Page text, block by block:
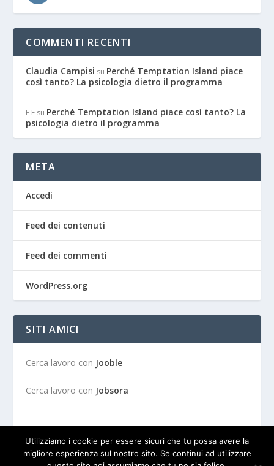
COMMENTI RECENTI
Claudia Campisi su Perché Temptation Island piace
così tanto? La psicologia dietro il programma
F F su Perché Temptation Island piace così tanto? La
psicologia dietro il programma
META
Accedi
Feed dei contenuti
Feed dei commenti
WordPress.org
SITI AMICI
Cerca lavoro con Jooble
Cerca lavoro con Jobsora
Utilizziamo i cookie per essere sicuri che tu possa avere la
migliore esperienza sul nostro sito. Se continui ad utilizzare